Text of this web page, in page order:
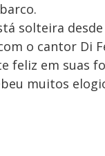
solteira
o cantor Di
feliz em suas
muitos